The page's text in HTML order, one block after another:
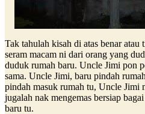
Tak tahulah kisah di atas benar atau
seram macam ni dari orang yang
duduk rumah baru. Uncle Jimi pon
sama. Uncle Jimi, baru pindah
pindah masuk rumah tu, Uncle Jimi
jugalah nak mengemas bersiap
baru tu.